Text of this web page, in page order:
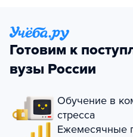
Готовим к
вузы России
Обучение в
стресса
Ежемесячные